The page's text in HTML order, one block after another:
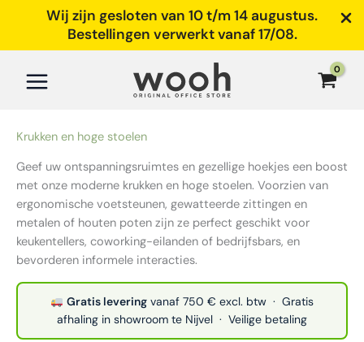
Wij zijn gesloten van 10 t/m 14 augustus.
Bestellingen verwerkt vanaf 17/08.
Krukken en hoge stoelen
Geef uw ontspanningsruimtes en gezellige hoekjes een boost
met onze moderne krukken en hoge stoelen. Voorzien van
ergonomische voetsteunen, gewatteerde zittingen en
metalen of houten poten zijn ze perfect geschikt voor
keukentellers, coworking-eilanden of bedrijfsbars, en
bevorderen informele interacties.
Gratis leveringvanaf 750 € excl. btw · Gratis
afhaling in showroom te Nijvel · Veilige betaling